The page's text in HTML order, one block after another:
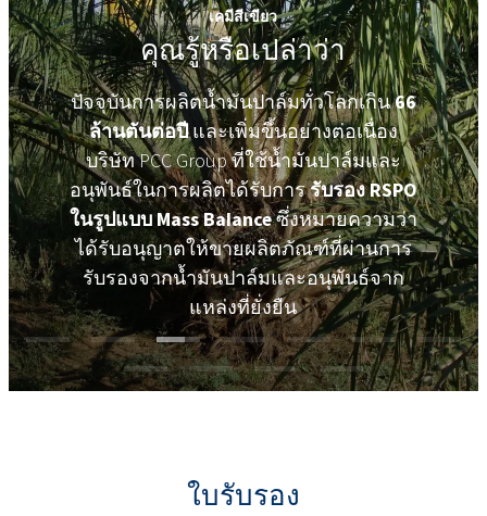
เคมีสีเขียว
คุณรู้หรือเปล่าว่า
ปัจจุบันการผลิตน้ำมันปาล์มทั่วโลกเกิน66
ล้านตันต่อปีและเพิ่มขึ้นอย่างต่อเนื่อง
บริษัท PCC Group ที่ใช้น้ำมันปาล์มและ
อนุพันธ์ในการผลิตได้รับการรับรอง RSPO
ในรูปแบบ Mass Balanceซึ่งหมายความว่า
ได้รับอนุญาตให้ขายผลิตภัณฑ์ที่ผ่านการ
รับรองจากน้ำมันปาล์มและอนุพันธ์จาก
แหล่งที่ยั่งยืน
ใบรับรอง